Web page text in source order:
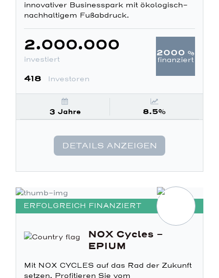
innovativer Businesspark mit ökologisch-
nachhaltigem Fußabdruck.
2.000.000
investiert
418 Investoren
2000 %
finanziert
3 Jahre 8.5%
DETAILS ANZEIGEN
ERFOLGREICH FINANZIERT
NOX Cycles -
EPIUM
Mit NOX CYCLES auf das Rad der Zukunft
setzen. Profitieren Sie vom